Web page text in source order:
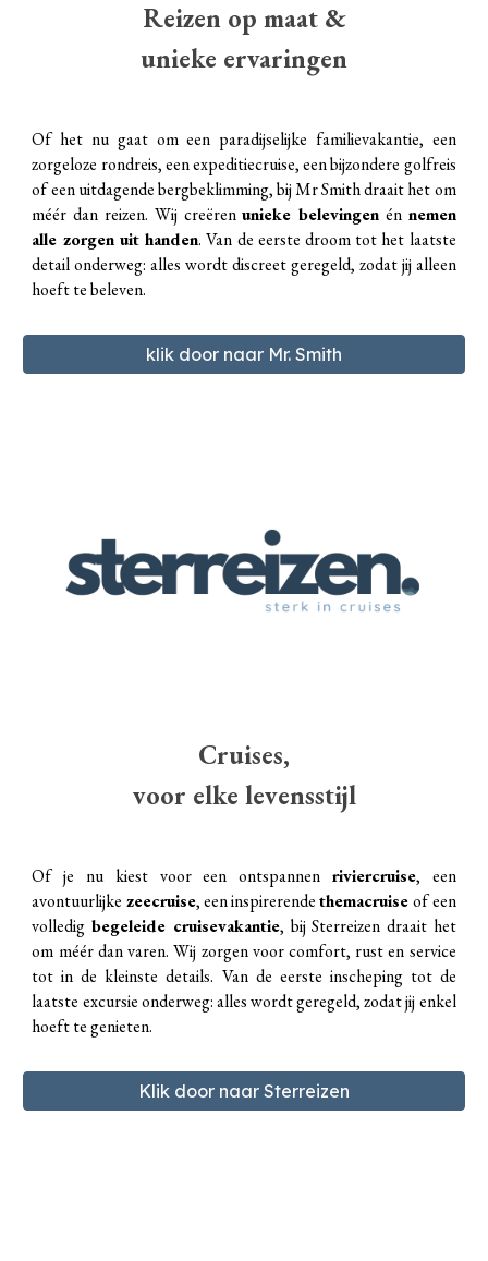
Reizen op maat &
unieke ervaringen
Of het nu gaat om een paradijselijke familievakantie, een
zorgeloze rondreis, een expeditiecruise, een bijzondere golfreis
of een uitdagende bergbeklimming, bij Mr Smith draait het om
méér dan reizen. Wij creërenunieke belevingen én nemen
alle zorgen uit handen. Van de eerste droom tot het laatste
detail onderweg: alles wordt discreet geregeld, zodat jij alleen
hoeft te beleven.
klik door naar Mr. Smith
Cruises,
voor elke levensstijl
Of je nu kiest voor een ontspannen riviercruise, een
avontuurlijke zeecruise, een inspirerendethemacruiseof een
volledigbegeleide cruisevakantie, bij Sterreizen draait het
om méér dan varen. Wij zorgen voor comfort, rust en service
tot in de kleinste details. Van de eerste inscheping tot de
laatste excursie onderweg: alles wordt geregeld, zodat jij enkel
hoeft te genieten.
Klik door naar Sterreizen